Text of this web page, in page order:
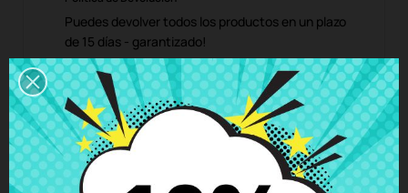
Puedes devolver todos los productos en un plazo
de 15 días - garantizado!
Descripción